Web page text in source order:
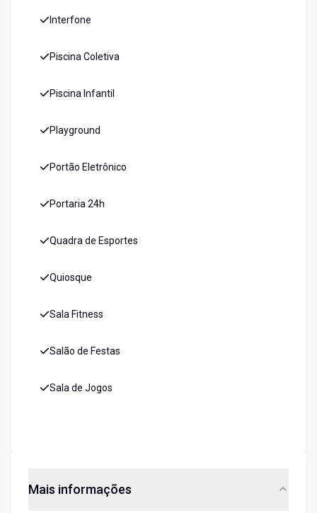
Interfone
Piscina Coletiva
Piscina Infantil
Playground
Portão Eletrônico
Portaria 24h
Quadra de Esportes
Quiosque
Sala Fitness
Salão de Festas
Sala de Jogos
Mais informações